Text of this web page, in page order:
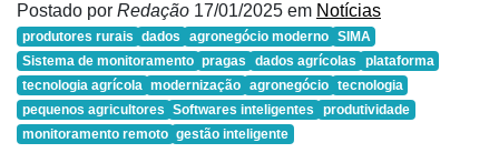
Postado por Redação 17/01/2025 em Notícias
produtores rurais dados agronegócio moderno SIMA
Sistema de monitoramento pragas dados agrícolas
plataforma
tecnologia agrícola modernização agronegócio tecnologia
pequenos agricultores Softwares inteligentes
produtividade
monitoramento remoto gestão inteligente